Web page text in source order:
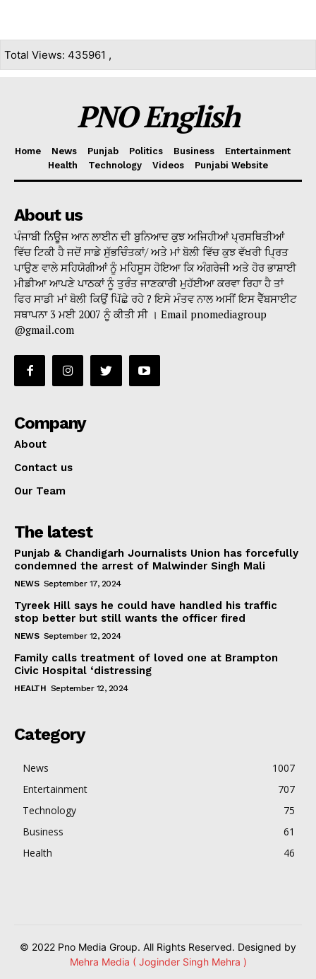
Total Views: 435961 ,
PNO English
Home News Punjab Politics Business
Entertainment
Health
Technology Videos Punjabi Website
About us
ਪੰਜਾਬੀ ਨਿਊਜ ਆਨ ਲਾਈਨ ਦੀ ਬੁਨਿਆਦ ਕੁਝ ਅਜਿਹੀਆਂ ਪ੍ਰਸਥਿਤੀਆਂ
ਵਿੱਚ ਟਿਕੀ ਹੈ ਜਦੋਂ ਸਾਡੇ ਸੁੱਭਚਿੰਤਕਾਂ/ ਅਤੇ ਮਾਂ ਬੋਲੀ ਵਿੱਚ ਕੁਝ ਵੱਖਰੀ ਪ੍ਰਿਤ
ਪਾਉਣ ਵਾਲੇ ਸਹਿਯੋਗੀਆਂ ਨੂੰ ਮਹਿਸੂਸ ਹੋਇਆ ਕਿ ਅੰਗਰੇਜੀ ਅਤੇ ਹੋਰ ਭਾਸ਼ਾਈ
ਮੀਡੀਆ ਆਪਣੇ ਪਾਠਕਾਂ ਨੂੰ ਤੁਰੰਤ ਜਾਣਕਾਰੀ ਮੁਹੱਈਆ ਕਰਵਾ ਰਿਹਾ ਹੈ ਤਾਂ
ਫਿਰ ਸਾਡੀ ਮਾਂ ਬੋਲੀ ਕਿਉਂ ਪਿੱਛੇ ਰਹੇ ? ਇਸੇ ਮੰਤਵ ਨਾਲ ਅਸੀਂ ਇਸ ਵੈੱਬਸਾਈਟ
ਸਥਾਪਨਾ 3 ਮਈ 2007 ਨੂੰ ਕੀਤੀ ਸੀ । Email pnomediagroup
@gmail.com
Company
About
Contact us
Our Team
The latest
Punjab & Chandigarh Journalists Union has forcefully
condemned the arrest of Malwinder Singh Mali
NEWS September 17, 2024
Tyreek Hill says he could have handled his traffic
stop better but still wants the officer fired
NEWS September 12, 2024
Family calls treatment of loved one at Brampton
Civic Hospital ‘distressing
HEALTH September 12, 2024
Category
News
1007
Entertainment
707
Technology
75
Business
61
Health
46
© 2022 Pno Media Group. All Rights Reserved. Designed by
Mehra Media ( Joginder Singh Mehra )